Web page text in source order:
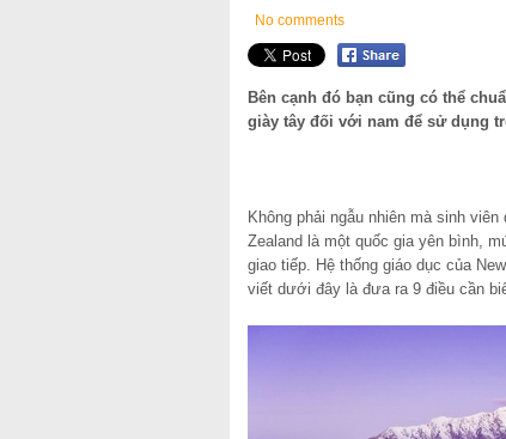
No comments
Bên cạnh đó bạn cũng có thể
giày tây đối với nam để sử dụng
Không phải ngẫu nhiên mà sinh
Zealand là một quốc gia yên bình,
giao tiếp. Hệ thống giáo dục của
viết dưới đây là đưa ra 9 điều cần